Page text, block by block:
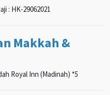
: HK-29062021
Makkah &
Royal Inn (Madinah) *5